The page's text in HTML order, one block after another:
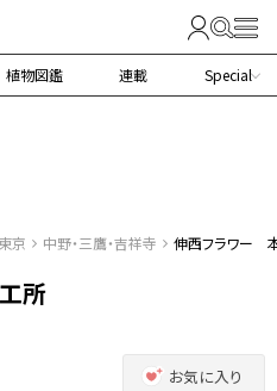
植物図鑑 連載 Special
東京 中野・三鷹・吉祥寺 伸西フラワー
所
お気に入り